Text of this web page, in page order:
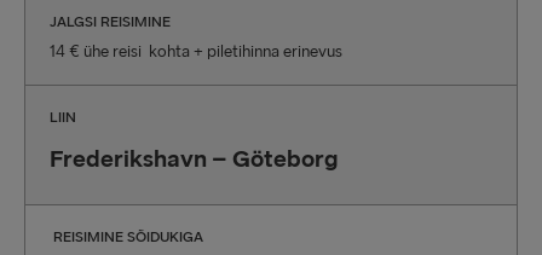
JALGSI REISIMINE
14 € ühe reisi kohta + piletihinna erinevus
LIIN
Frederikshavn – Göteborg
REISIMINE SÕIDUKIGA